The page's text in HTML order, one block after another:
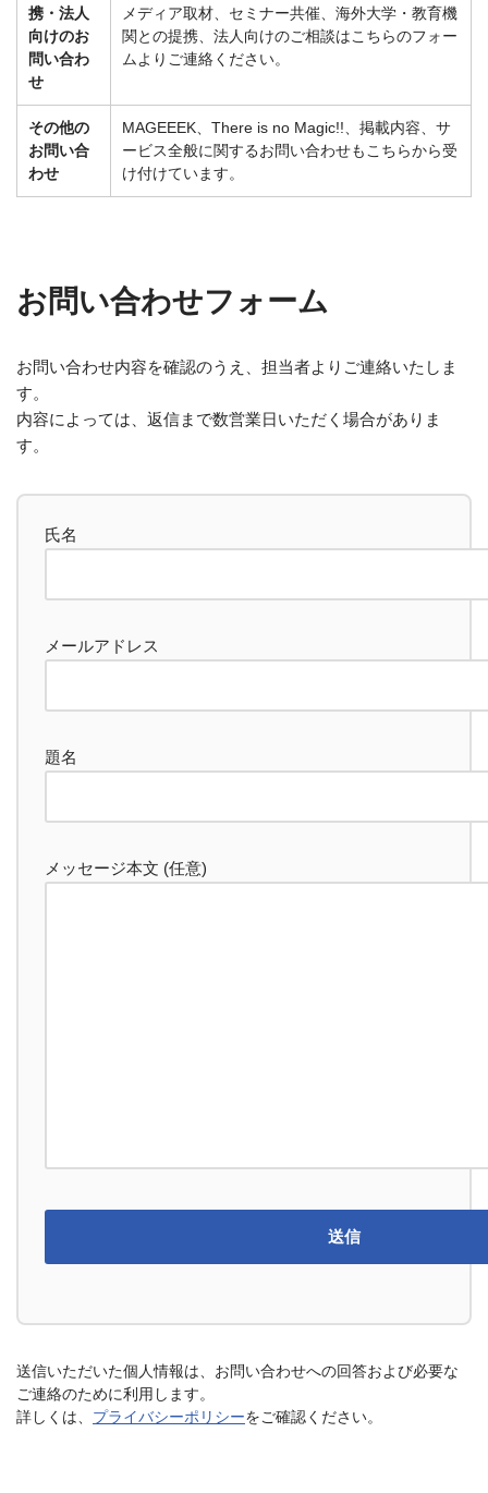
携・法人
向けのお
問い合わ
せ
メディア取材、セミナー共催、海外大学・教育機
関との提携、法人向けのご相談はこちらのフォー
ムよりご連絡ください。
その他の
お問い合
わせ
MAGEEEK、There is no Magic!!、掲載内容、サ
ービス全般に関するお問い合わせもこちらから受
け付けています。
お問い合わせフォーム
お問い合わせ内容を確認のうえ、担当者よりご連絡いたしま
す。
内容によっては、返信まで数営業日いただく場合がありま
す。
氏名
メールアドレス
題名
メッセージ本文 (任意)
送信いただいた個人情報は、お問い合わせへの回答および必要な
ご連絡のために利用します。
詳しくは、 プライバシーポリシーをご確認ください。